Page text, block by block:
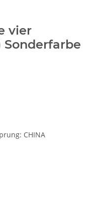
vier
Sonderfarbe
CHINA